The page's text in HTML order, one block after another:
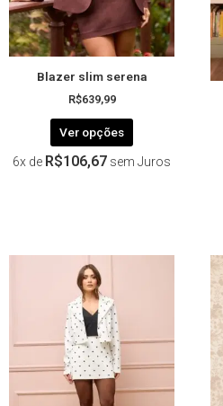
Blazer slim serena
R$639,99
Ver opções
escolhidas
na
página
do
6x de R$106,67 sem Juros
variantes.
As